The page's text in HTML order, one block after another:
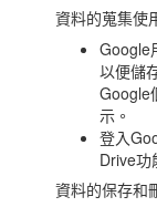
資料的蒐集使
Google
以便儲
Google
示。
登入
Drive功
資料的保存和